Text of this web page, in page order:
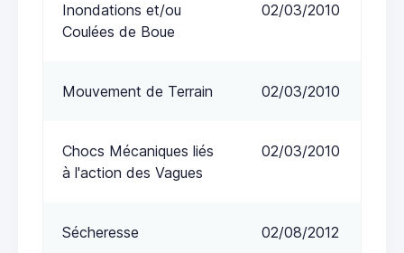
Inondations et/ou
Coulées de Boue
02/03/2010
Mouvement de Terrain 02/03/2010
Chocs Mécaniques liés
à l'action des Vagues
02/03/2010
Sécheresse 02/08/2012